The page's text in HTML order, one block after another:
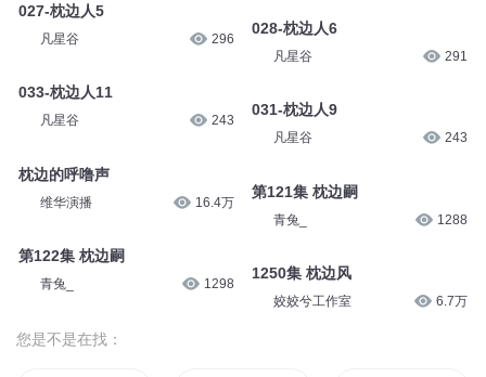
027-枕边人5
凡星谷 296
033-枕边人11
凡星谷 243
枕边的呼噜声
维华演播 16.4万
第122集 枕边嗣
青兔_ 1298
028-枕边人6
凡星谷 291
031-枕边人9
凡星谷 243
第121集 枕边嗣
青兔_ 1288
1250集 枕边风
姣姣兮工作室 6.7万
您是不是在找：